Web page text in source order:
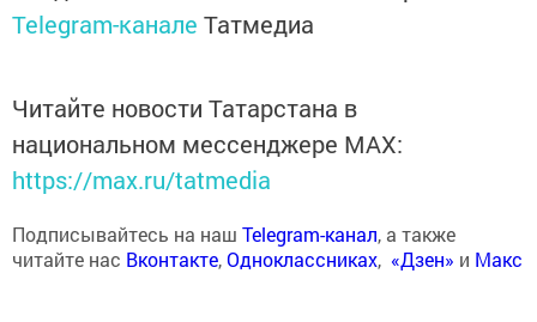
Telegram-канале Татмедиа
Читайте новости Татарстана в
национальном мессенджере MАХ:
https://max.ru/tatmedia
Подписывайтесь на наш Telegram-канал, а также
читайте нас Вконтакте,Одноклассниках, «Дзен» и Макс